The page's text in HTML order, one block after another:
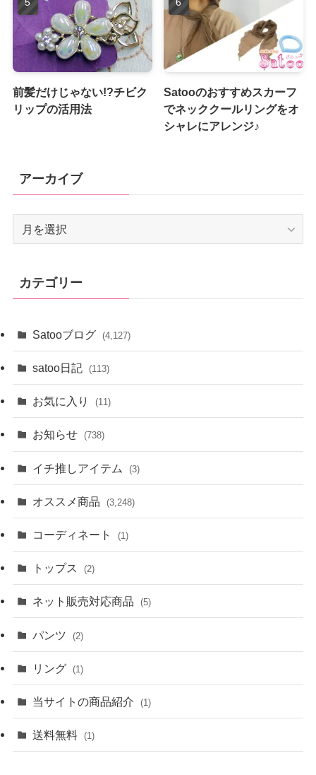
前髪だけじゃない!?チビク
リップの活用法
Satooのおすすめスカーフ
でネッククールリングをオ
シャレにアレンジ♪
アーカイブ
ブ
カテゴリー
Satooブログ (4,127)
satoo日記 (113)
お気に入り (11)
お知らせ (738)
イチ推しアイテム (3)
オススメ商品 (3,248)
コーディネート (1)
トップス (2)
ネット販売対応商品 (5)
パンツ (2)
リング (1)
当サイトの商品紹介 (1)
送料無料 (1)